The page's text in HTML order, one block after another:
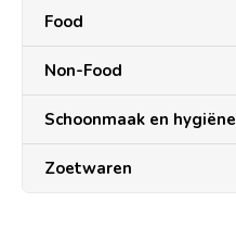
Food
Non-Food
Schoonmaak en hygiëne
Zoetwaren